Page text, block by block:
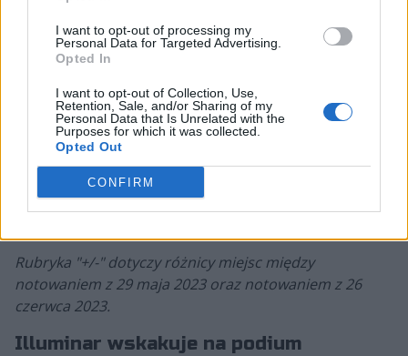
I want to opt-out of processing my
Personal Data for Targeted Advertising.
Opted In
I want to opt-out of Collection, Use,
Retention, Sale, and/or Sharing of my
Personal Data that Is Unrelated with the
Purposes for which it was collected.
Opted Out
CONFIRM
49.
50. MultiFapTeam 198 pkt
Rubryka "+/-" dotyczy różnicy miejsc między
notowaniem z 29 maja 2023 oraz notowaniem z 26
czerwca 2023.
Illuminar wskakuje na podium